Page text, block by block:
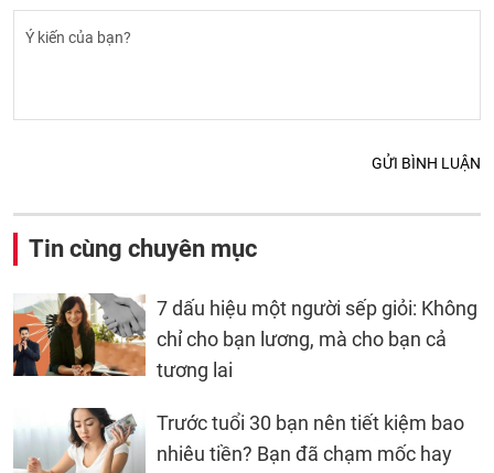
GỬI BÌNH LUẬN
Tin cùng chuyên mục
7 dấu hiệu một người sếp giỏi: Không
chỉ cho bạn lương, mà cho bạn cả
tương lai
Trước tuổi 30 bạn nên tiết kiệm bao
nhiêu tiền? Bạn đã chạm mốc hay